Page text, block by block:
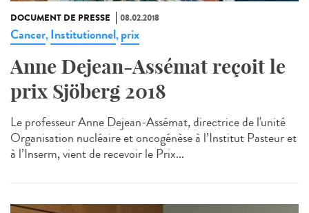
DOCUMENT DE PRESSE 08.02.2018
Cancer, Institutionnel, prix
Anne Dejean-Assémat reçoit le
prix Sjöberg 2018
Le professeur Anne Dejean-Assémat, directrice de l'unité
Organisation nucléaire et oncogénèse à l’Institut Pasteur et
à l’Inserm, vient de recevoir le Prix...